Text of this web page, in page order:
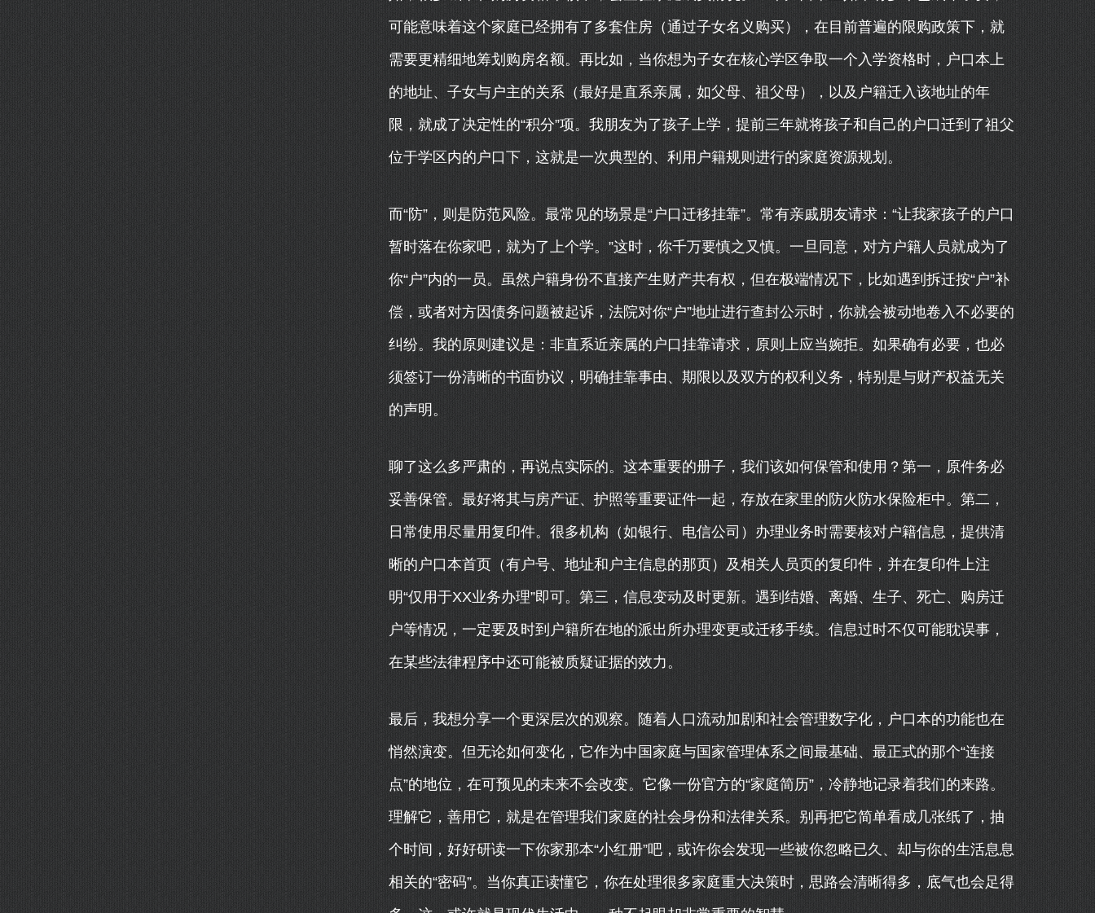
可能意味着这个家庭已经拥有了多套住房（通过子女名义购买），在目前普遍的限购政策下，就
需要更精细地筹划购房名额。再比如，当你想为子女在核心学区争取一个入学资格时，户口本上
的地址、子女与户主的关系（最好是直系亲属，如父母、祖父母），以及户籍迁入该地址的年
限，就成了决定性的“积分”项。我朋友为了孩子上学，提前三年就将孩子和自己的户口迁到了祖父
位于学区内的户口下，这就是一次典型的、利用户籍规则进行的家庭资源规划。
而“防”，则是防范风险。最常见的场景是“户口迁移挂靠”。常有亲戚朋友请求：“让我家孩子的户口
暂时落在你家吧，就为了上个学。”这时，你千万要慎之又慎。一旦同意，对方户籍人员就成为了
你“户”内的一员。虽然户籍身份不直接产生财产共有权，但在极端情况下，比如遇到拆迁按“户”补
偿，或者对方因债务问题被起诉，法院对你“户”地址进行查封公示时，你就会被动地卷入不必要的
纠纷。我的原则建议是：非直系近亲属的户口挂靠请求，原则上应当婉拒。如果确有必要，也必
须签订一份清晰的书面协议，明确挂靠事由、期限以及双方的权利义务，特别是与财产权益无关
的声明。
聊了这么多严肃的，再说点实际的。这本重要的册子，我们该如何保管和使用？第一，原件务必
妥善保管。最好将其与房产证、护照等重要证件一起，存放在家里的防火防水保险柜中。第二，
日常使用尽量用复印件。很多机构（如银行、电信公司）办理业务时需要核对户籍信息，提供清
晰的户口本首页（有户号、地址和户主信息的那页）及相关人员页的复印件，并在复印件上注
明“仅用于XX业务办理”即可。第三，信息变动及时更新。遇到结婚、离婚、生子、死亡、购房迁
户等情况，一定要及时到户籍所在地的派出所办理变更或迁移手续。信息过时不仅可能耽误事，
在某些法律程序中还可能被质疑证据的效力。
最后，我想分享一个更深层次的观察。随着人口流动加剧和社会管理数字化，户口本的功能也在
悄然演变。但无论如何变化，它作为中国家庭与国家管理体系之间最基础、最正式的那个“连接
点”的地位，在可预见的未来不会改变。它像一份官方的“家庭简历”，冷静地记录着我们的来路。
理解它，善用它，就是在管理我们家庭的社会身份和法律关系。别再把它简单看成几张纸了，抽
个时间，好好研读一下你家那本“小红册”吧，或许你会发现一些被你忽略已久、却与你的生活息息
相关的“密码”。当你真正读懂它，你在处理很多家庭重大决策时，思路会清晰得多，底气也会足得